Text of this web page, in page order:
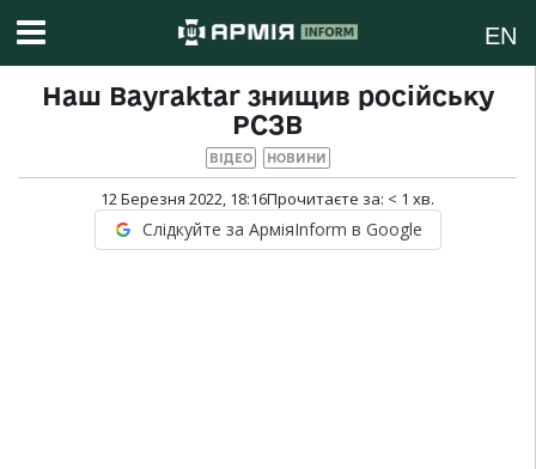
EN
Наш Bayraktar знищив російську
РСЗВ
ВІДЕО НОВИНИ
12 Березня 2022, 18:16Прочитаєте за: < 1 хв.
Слідкуйте за АрміяInform в Google